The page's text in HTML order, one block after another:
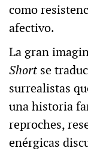
como
afectivo.
La gran
Short se
surrealistas
una historia
reproches,
enérgicas